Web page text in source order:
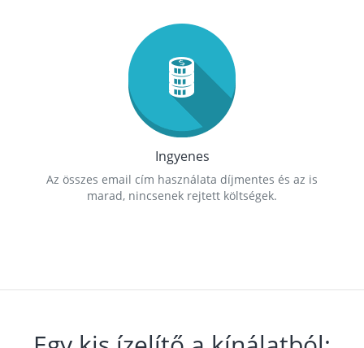
Ingyenes
Az összes email cím használata díjmentes és az is
marad, nincsenek rejtett költségek.